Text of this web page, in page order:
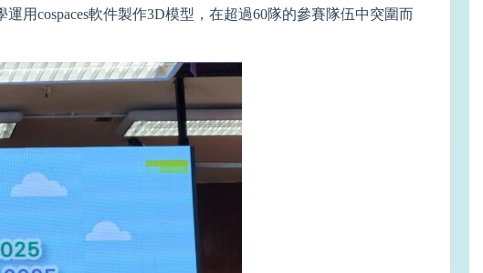
用cospaces軟件製作3D模型，在超過60隊的參賽隊伍中突圍而